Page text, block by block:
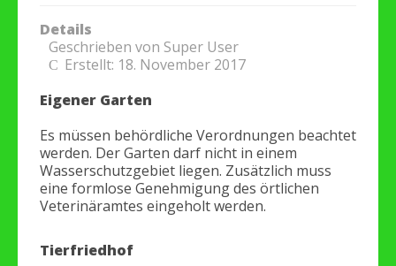
Details
Geschrieben von Super User
Erstellt: 18. November 2017
Eigener Garten
Es müssen behördliche Verordnungen beachtet
werden. Der Garten darf nicht in einem
Wasserschutzgebiet liegen. Zusätzlich muss
eine formlose Genehmigung des örtlichen
Veterinäramtes eingeholt werden.
Tierfriedhof